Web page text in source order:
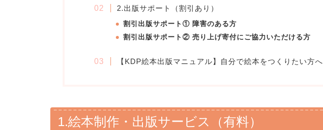
2.出版サポート（割引あり）
割引出版サポート① 障害のある方
割引出版サポート② 売り上げ寄付にご協力いただける方
【KDP絵本出版マニュアル】自分で絵本をつくりたい方へ
1.絵本制作・出版サービス（有料）